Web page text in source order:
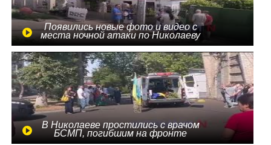
Появились новые фото и видео с
места ночной атаки по Николаеву
В Николаеве простились с врачом
БСМП, погибшим на фронте